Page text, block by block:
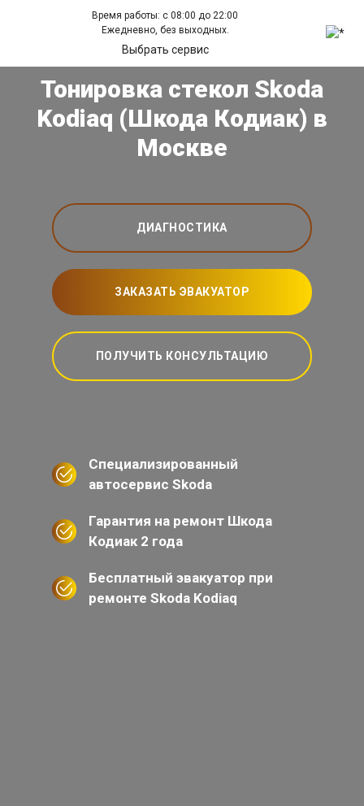
Время работы: с 08:00 до 22:00
Ежедневно, без выходных.
Выбрать сервис
Тонировка стекол Skoda
Kodiaq (Шкода Кодиак) в
Москве
ДИАГНОСТИКА
ЗАКАЗАТЬ ЭВАКУАТОР
ПОЛУЧИТЬ КОНСУЛЬТАЦИЮ
Специализированный
автосервис Skoda
Гарантия на ремонт Шкода
Кодиак 2 года
Бесплатный эвакуатор при
ремонте Skoda Kodiaq